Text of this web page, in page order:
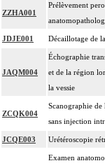
ZZHA001
Prélèvement
JDJE001 Décaillotage de
JAQM004
Échographie
et de la région
la vessie
ZCQK004
Scanographie de
sans injection
JCQE003 Urétéroscopie
Examen